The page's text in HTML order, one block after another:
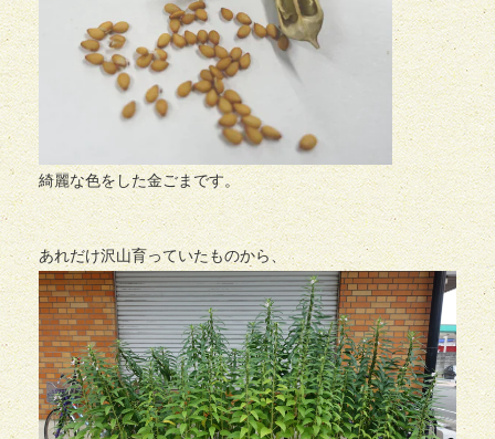
綺麗な色をした金ごまです。
あれだけ沢山育っていたものから、